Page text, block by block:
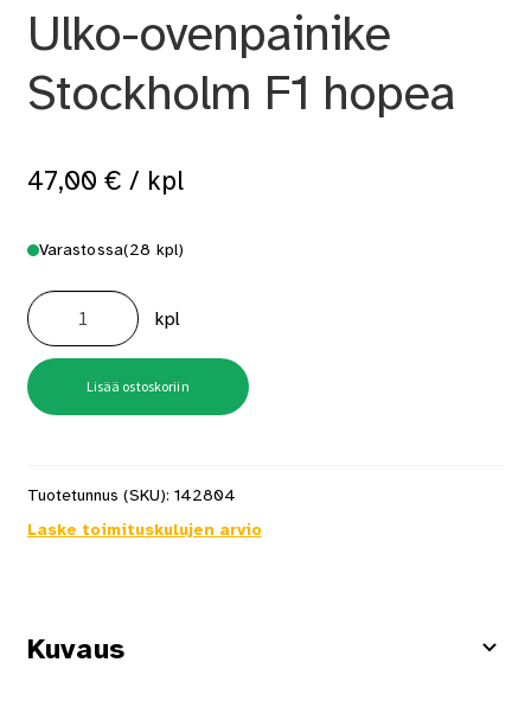
Ulko-ovenpainike
Stockholm F1 hopea
47,00 € / kpl
Varastossa(28 kpl)
Ulko-
ovenpainike
Stockholm
F1
hopea
määrä
kpl
Lisää ostoskoriin
Tuotetunnus (SKU): 142804
Laske toimituskulujen arvio
Kuvaus